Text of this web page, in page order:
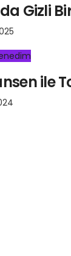
Gizli
ile